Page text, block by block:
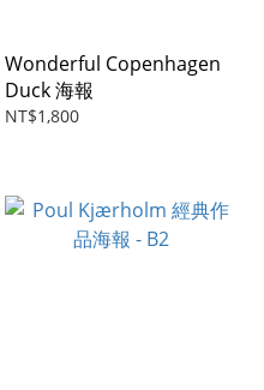
Wonderful Copenhagen
Duck 海報
NT$1,800